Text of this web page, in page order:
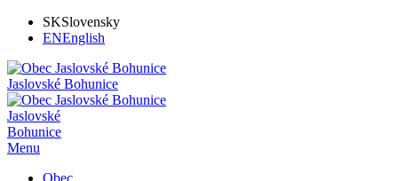
SKSlovensky
ENEnglish
Jaslovské Bohunice
Jaslovské
Bohunice
Menu
Obec